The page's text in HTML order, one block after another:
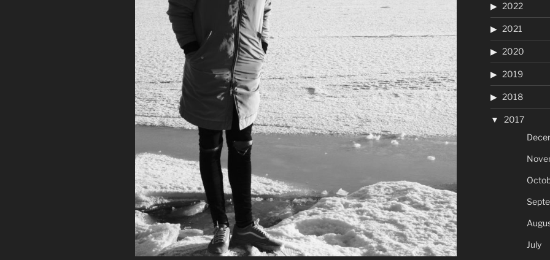
2022
2021
2020
2019
2018
2017
July